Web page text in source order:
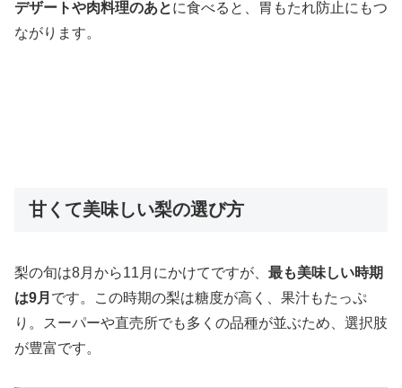
デザートや肉料理のあとに食べると、胃もたれ防止にもつ
ながります。
甘くて美味しい梨の選び方
梨の旬は8月から11月にかけてですが、 最も美味しい時期
は9月 です。この時期の梨は糖度が高く、果汁もたっぷ
り。スーパーや直売所でも多くの品種が並ぶため、選択肢
が豊富です。